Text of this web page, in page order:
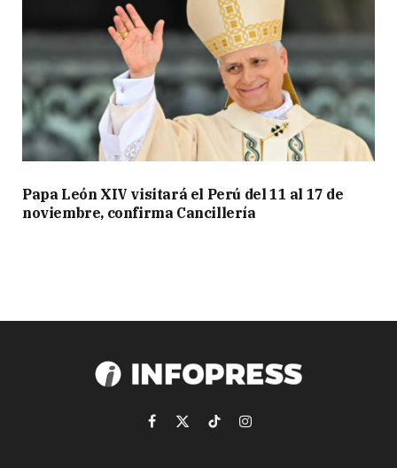
Papa León XIV visitará el Perú del 11 al 17 de
noviembre, confirma Cancillería
Facebook
X
TikTokInstagram